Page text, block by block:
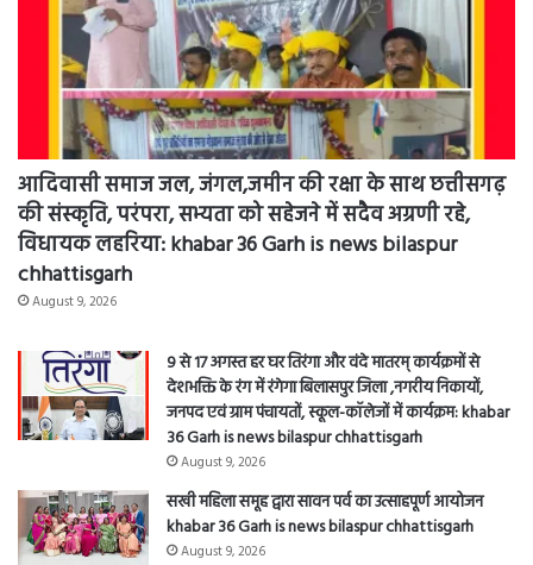
आदिवासी समाज जल, जंगल,जमीन की रक्षा के साथ छत्तीसगढ़
की संस्कृति, परंपरा, सभ्यता को सहेजने में सदैव अग्रणी रहे,
विधायक लहरिया: khabar 36 Garh is news bilaspur
chhattisgarh
August 9, 2026
9 से 17 अगस्त हर घर तिरंगा और वंदे मातरम् कार्यक्रमों से
देशभक्ति के रंग में रंगेगा बिलासपुर जिला ,नगरीय निकायों,
जनपद एवं ग्राम पंचायतों, स्कूल-कॉलेजों में कार्यक्रम: khabar
36 Garh is news bilaspur chhattisgarh
August 9, 2026
सखी महिला समूह द्वारा सावन पर्व का उत्साहपूर्ण आयोजन
khabar 36 Garh is news bilaspur chhattisgarh
August 9, 2026